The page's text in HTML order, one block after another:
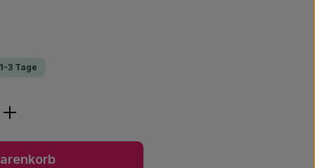
3 Tage
den gewünschten Wert ein oder